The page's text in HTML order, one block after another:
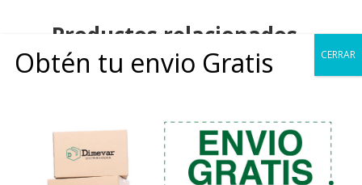
Productos relacionados
Obtén tu envio Gratis CERRAR